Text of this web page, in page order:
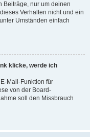
Beiträge, nur um deinen
Verhalten nicht und ein
Umständen einfach
klicke, werde ich
Mail-Funktion für
von der Board-
soll den Missbrauch